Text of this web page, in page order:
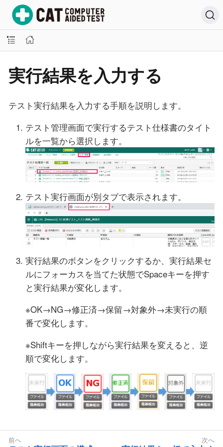
実行結果を入力する
テスト実行結果を入力する手順を説明します。
テスト管理画面で実行するテスト仕様書のタイト
ルを一覧から選択します。
テスト実行画面が別タブで表示されます。
実行結果のボタンをクリックするか、実行結果セ
ルにフォーカスを当てた状態でSpaceキーを押す
と実行結果が変化します。
※OK→NG→修正済→保留→対象外→未実行の順
番で変化します。
※Shiftキーを押しながら実行結果を変えると、逆
順で変化します。